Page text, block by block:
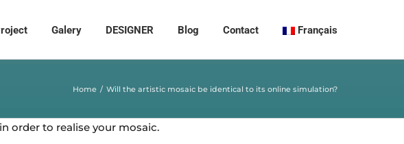
Galery DESIGNER Blog Contact Français
Home Will the artistic mosaic be identical to its online simulation?
order to realise your mosaic.